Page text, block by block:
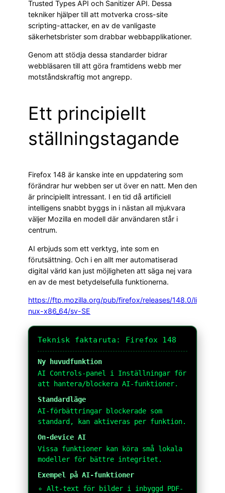
Trusted Types API och Sanitizer API. Dessa
tekniker hjälper till att motverka cross-site
scripting-attacker, en av de vanligaste
säkerhetsbrister som drabbar webbapplikationer.
Genom att stödja dessa standarder bidrar
webbläsaren till att göra framtidens webb mer
motståndskraftig mot angrepp.
Ett principiellt
ställningstagande
Firefox 148 är kanske inte en uppdatering som
förändrar hur webben ser ut över en natt. Men den
är principiellt intressant. I en tid då artificiell
intelligens snabbt byggs in i nästan all mjukvara
väljer Mozilla en modell där användaren står i
centrum.
AI erbjuds som ett verktyg, inte som en
förutsättning. Och i en allt mer automatiserad
digital värld kan just möjligheten att säga nej vara
en av de mest betydelsefulla funktionerna.
https://ftp.mozilla.org/pub/firefox/releases/148.0/li
nux-x86_64/sv-SE
Teknisk faktaruta: Firefox 148
Ny huvudfunktion
AI Controls-panel i Inställningar för
att hantera/blockera AI-funktioner.
Standardläge
AI-förbättringar blockerade som
standard, kan aktiveras per funktion.
On-device AI
Vissa funktioner kan köra små lokala
modeller för bättre integritet.
Exempel på AI-funktioner
Alt-text för bilder i inbyggd PDF-